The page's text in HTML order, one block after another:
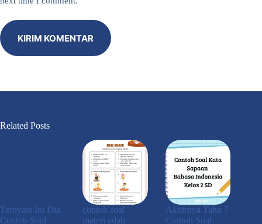
KIRIM KOMENTAR
Related Posts
Ternyata Ini Dia
Contoh Soal
contoh soal
materi adab
Akhirnya Tahu 7
Contoh Soal